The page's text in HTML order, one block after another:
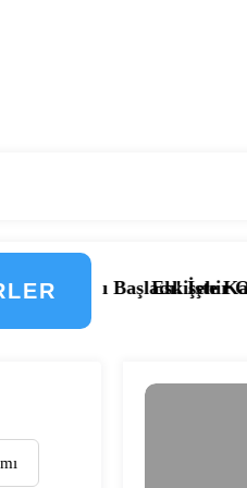
İşte Kadrolar, Şehirler
Eskişehir Osmangazi